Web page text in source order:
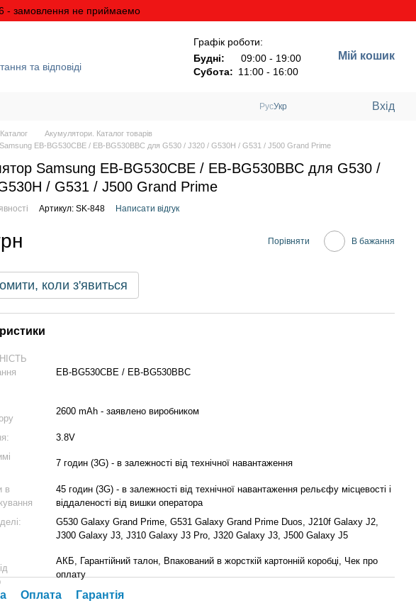
замовлення не приймаемо
та відповіді
Графік роботи:
Будні:
09:00 - 19:00
Субота: 11:00 - 16:00
Мій кошик
РусУкр Вхід
Каталог
Акумулятори. Каталог товарів
EB-BG530CBE / EB-BG530BBC для G530 / J320 / G530H / G531 / J500 Grand Prime
Samsung EB-BG530CBE / EB-BG530BBC для G530 /
/ G531 / J500 Grand Prime
Артикул: SK-848 Написати відгук
Порівняти В бажання
коли з'явиться
EB-BG530CBE / EB-BG530BBC
2600 mAh - заявлено виробником
3.8V
7 годин (3G) - в залежності від технічної навантаження
в
45 годин (3G) - в залежності від технічної навантаження рельєфу місцевості і
віддаленості від вишки оператора
G530 Galaxy Grand Prime, G531 Galaxy Grand Prime Duos, J210f Galaxy J2,
J300 Galaxy J3, J310 Galaxy J3 Pro, J320 Galaxy J3, J500 Galaxy J5
АКБ, Гарантійний талон, Впакований в жорсткій картонній коробці, Чек про
оплату
Оплата Гарантія